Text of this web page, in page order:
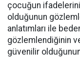
çocuğun
olduğunun
anlatımları ile
gözlemlendiğinin
güvenilir